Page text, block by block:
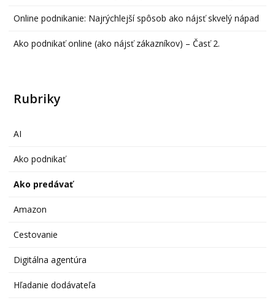
Online podnikanie: Najrýchlejší spôsob ako nájsť skvelý nápad
Ako podnikať online (ako nájsť zákazníkov) – Časť 2.
Rubriky
AI
Ako podnikať
Ako predávať
Amazon
Cestovanie
Digitálna agentúra
Hľadanie dodávateľa